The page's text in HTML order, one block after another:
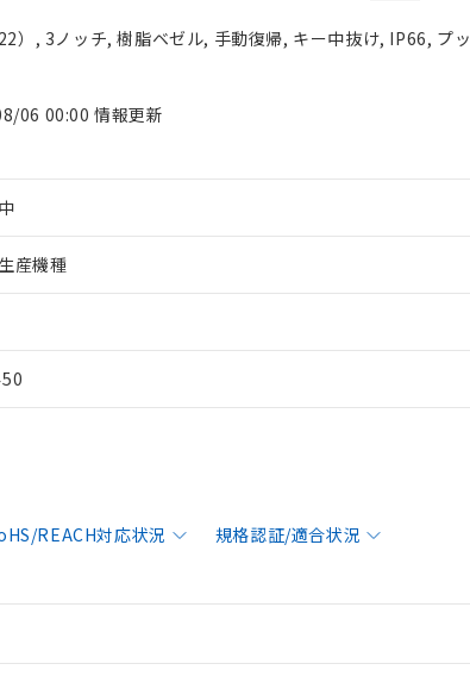
）, 3ノッチ, 樹脂ベゼル, 手動復帰, キー中抜け, IP66, プ
06 00:00 情報更新
産機種
REACH対応状況 規格認証/適合状況